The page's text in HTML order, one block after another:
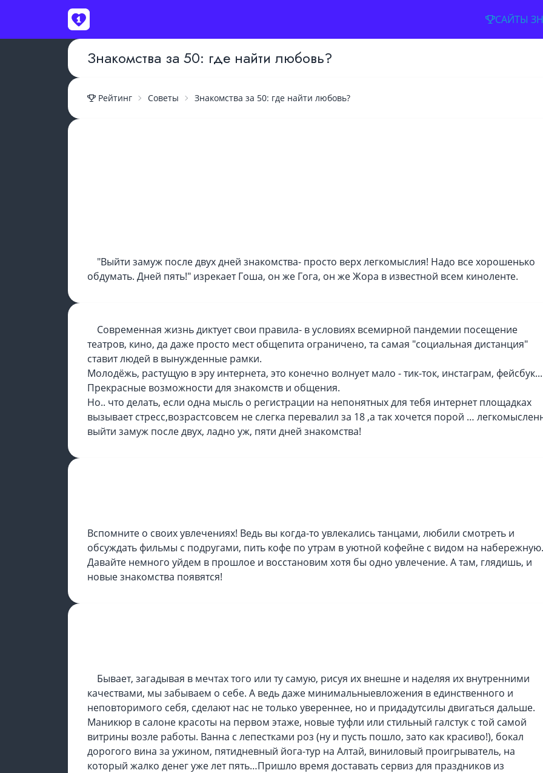
САЙТЫ
Знакомства за 50: где найти любовь?
Рейтинг Советы Знакомства за 50: где найти любовь?
"Выйти замуж после двух дней знакомства- просто верх легкомыслия! Надо все хорошенько
обдумать. Дней пять!" изрекает Гоша, он же Гога, он же Жора в известной всем киноленте.
Современная жизнь диктует свои правила- в условиях всемирной пандемии посещение
театров, кино, да даже просто мест общепита ограничено, та самая "социальная дистанция"
ставит людей в вынужденные рамки.
Молодёжь, растущую в эру интернета, это конечно волнует мало - тик-ток, инстаграм, фейсбук...
Прекрасные возможности для знакомств и общения.
Но.. что делать, если одна мысль о регистрации на непонятных для тебя интернет площадках
вызывает стресс,возрастсовсем не слегка перевалил за 18 ,а так хочется порой …
выйти замуж после двух, ладно уж, пяти дней знакомства!
Вспомните о своих увлечениях! Ведь вы когда-то увлекались танцами, любили смотреть и
обсуждать фильмы с подругами, пить кофе по утрам в уютной кофейне с видом на
Давайте немного уйдем в прошлое и восстановим хотя бы одно увлечение. А там, глядишь, и
новые знакомства появятся!
Бывает, загадывая в мечтах того или ту самую, рисуя их внешне и наделяя их внутренними
качествами, мы забываем о себе. А ведь даже минимальныевложения в единственного и
неповторимого себя, сделают нас не только увереннее, но и придадутсилы двигаться дальше.
Маникюр в салоне красоты на первом этаже, новые туфли или стильный галстук с той самой
витрины возле работы. Ванна с лепестками роз (ну и пусть пошло, зато как красиво!), бокал
дорогого вина за ужином, пятидневный йога-тур на Алтай, виниловый проигрыватель, на
который жалко денег уже лет пять…Пришло время доставать сервиз для праздников из
РЕГИСТРАЦИЯ